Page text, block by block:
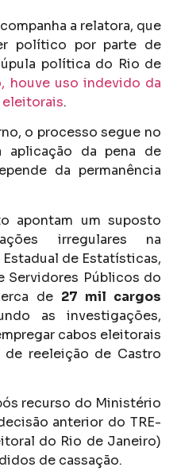
a relatora, que
político por parte de
política do Rio de
houve uso indevido da
eleitorais.
o processo segue no
aplicação da pena de
da permanência
apontam um suposto
irregulares na
de Estatísticas,
Servidores Públicos do
de 27 mil cargos
as investigações,
cabos eleitorais
de reeleição de Castro
recurso do Ministério
anterior do TRE-
do Rio de Janeiro)
de cassação.